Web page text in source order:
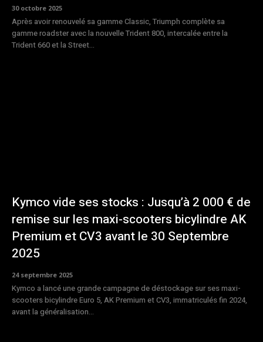
30 octobre 2025
Après avoir renouvelé sa gamme Classic, Triumph complète sa
gamme roadster avec la nouvelle Trident 800, intercalée entre la
Trident 660 et la Street...
Kymco vide ses stocks : Jusqu’à 2 000 € de
remise sur les maxi-scooters bicylindre AK
Premium et CV3 avant le 30 Septembre
2025
24 septembre 2025
Kymco a lancé une grande campagne de déstockage sur ses maxi-
scooters bicylindre Euro 5, AK Premium et CV3, immatriculés fin 2024,
avant la généralisation...